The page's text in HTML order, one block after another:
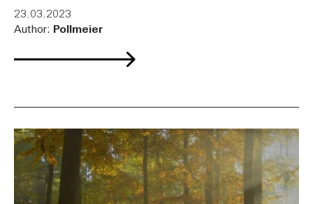
23.03.2023
Author: Pollmeier